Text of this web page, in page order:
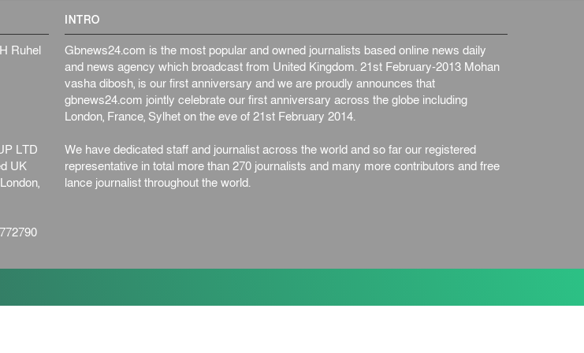
Ruhel
LTD
UK
INTRO
Gbnews24.com is the most popular and owned journalists based online news daily
and news agency which broadcast from United Kingdom. 21st February-2013 Mohan
vasha dibosh, is our first anniversary and we are proudly announces that
gbnews24.com jointly celebrate our first anniversary across the globe including
London, France, Sylhet on the eve of 21st February 2014.
We have dedicated staff and journalist across the world and so far our registered
representative in total more than 270 journalists and many more contributors and free
lance journalist throughout the world.